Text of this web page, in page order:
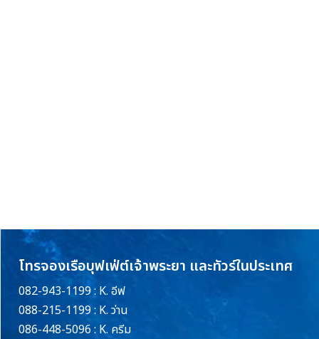
โทรจองเรือบุฟเฟ่ต์เจ้าพระยา และทัวร์ในประเทศ
082-943-1199 : K. อีฟ
088-215-1199 : K. ว่าน
086-448-5096 : K. ครีม